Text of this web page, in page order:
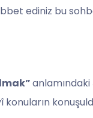
ediniz bu
anlamındaki